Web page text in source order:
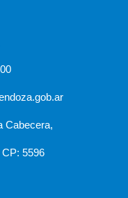
Cabecera,
5596